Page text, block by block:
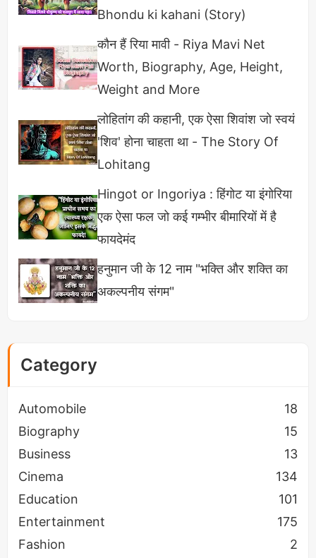
हार्डवेयर के इस्तेमाल का अंतिम चरण नहीं आ पाता।
अर्थात उस हार्डवेयर या सेंसर को उसके इस्तेमाल के आखिरी
कड़ी तक एक्टिवेट किया जाता है और क्षमता Check की जाती है
यह क्रिया एक साथ कई सेंसर्स और हार्डवेयर में चलती रहती है
और यह सबBenchmark Testing Appद्वारा होता है
Testingके बाद एकScore Show होता है जिससे डिवाइस
के प्रदर्शन का अंदाजा लगाते हैं।
कितना Antutu Score Idol होता है
समय के साथMobile Phones Update
जिनमे सॉफ्टवेयर के साथ हार्डवेयर भी अपडेट्स होते रहते हैं और
इसी वजह से Score Badhta रहता है इसीलिए कोई Idol
Score नहीं मान सकते लेकिन उस समय या साल में जिसका भी
बल्कि उससे ज्यादा स्कोर को Idol माना जाता है और इसी तरह
Idol Score भी
Bhondu ki kahani (Story)
कौन हैं रिया मावी - Riya Mavi Net
Worth, Biography, Age, Height,
Weight and More
लोहितांग की कहानी, एक ऐसा शिवांश जो स्वयं
'शिव' होना चाहता था - The Story Of
Lohitang
Hingot or Ingoriya : हिंगोट या इंगोरिया
एक ऐसा फल जो कई गम्भीर बीमारियों में है
फायदेमंद
हनुमान जी के 12 नाम "भक्ति और शक्ति का
अकल्पनीय संगम"
Category
Automobile
18
Biography
15
Business
13
Cinema
134
Education
101
Entertainment
175
Fashion
2